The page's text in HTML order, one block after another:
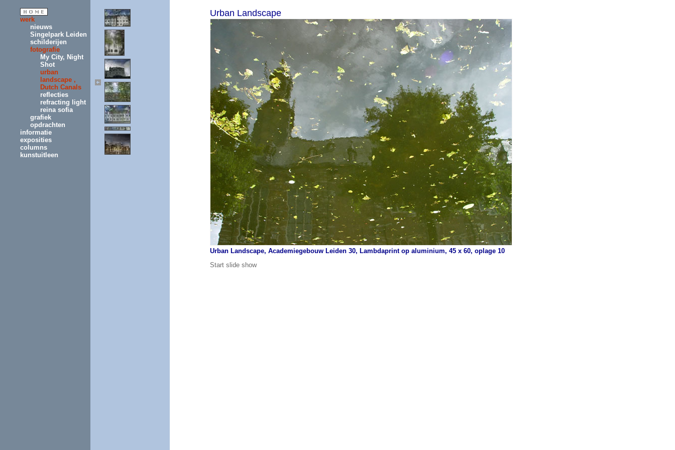
werk
nieuws
Singelpark Leiden
schilderijen
fotografie
My City, Night
Shot
urban
landscape ,
Dutch Canals
reflecties
refracting light
reina sofia
grafiek
opdrachten
informatie
exposities
columns
kunstuitleen
Urban Landscape
Urban Landscape, Academiegebouw Leiden 30, Lambdaprint op aluminium, 45 x 60, oplage 10
Start slide show